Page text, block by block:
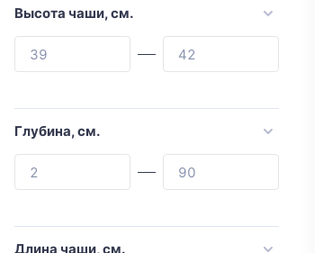
Abber
Высота чаши, см.
Глубина, см.
Длина чаши, см.